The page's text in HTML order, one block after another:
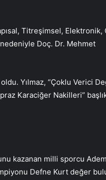
Titreşimsel, Elektronik,
nedeniyle Doç. Dr. Mehmet
Yılmaz, “Çoklu Verici
Karaciğer Nakilleri”
kazanan milli sporcu
Defne Kurt değer